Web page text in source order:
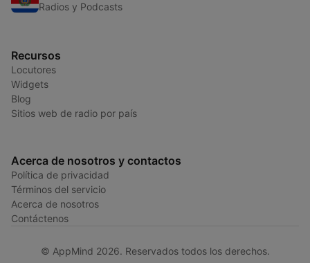
Radios y Podcasts
Recursos
Locutores
Widgets
Blog
Sitios web de radio por país
Acerca de nosotros y contactos
Política de privacidad
Términos del servicio
Acerca de nosotros
Contáctenos
© AppMind 2026. Reservados todos los derechos.